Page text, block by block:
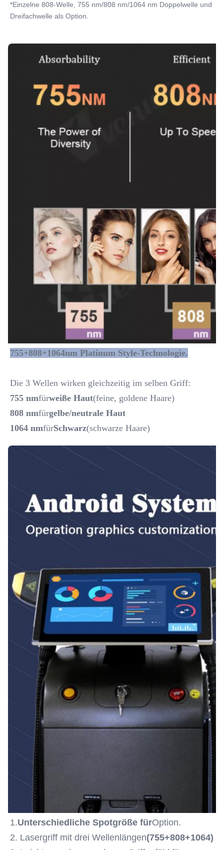
*Einzelne 808-Welle, 755 nm/808 nm/1064 nm Doppelwelle und
Dreifachwelle als Option.
755+808+1064nm Platinum Style-Technologie.
Die 3 Wellen wirken gleichzeitig im selben Griff:
755 nmfürweiße Haut(feine, goldene Haare)
808 nmfürgelbe/neutrale Haut
1064 nmfürSchwarz(schwarze Haare)
1.Unterschiedliche Spotgröße fürOption.
2. Lasergriff mit drei Wellenlängen(755+808+1064)